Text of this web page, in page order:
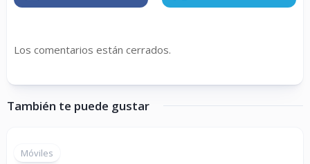
Los comentarios están cerrados.
También te puede gustar
Móviles